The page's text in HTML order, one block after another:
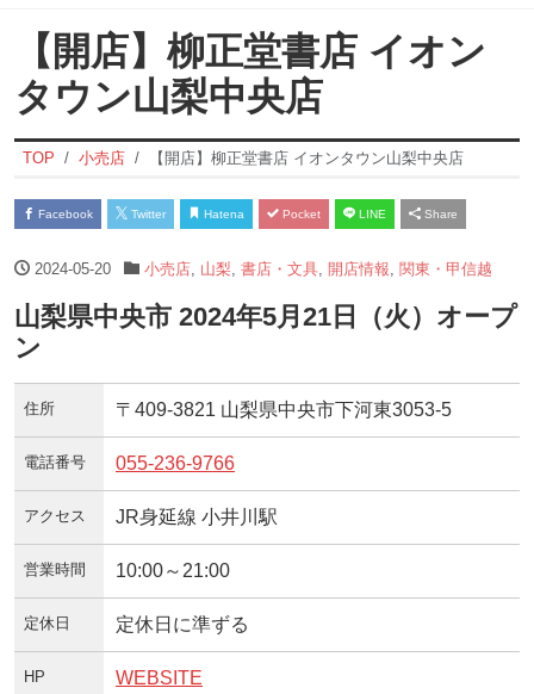
【開店】柳正堂書店 イオン
タウン山梨中央店
TOP 小売店 【開店】柳正堂書店 イオンタウン山梨中央店
Facebook Twitter Hatena Pocket LINE Share
2024-05-20 小売店, 山梨 書店・文具, 開店情報 関東・甲信越
山梨県中央市 2024年5月21日（火）オープ
ン
住所 〒409-3821 山梨県中央市下河東3053-5
電話番号 055-236-9766
アクセス JR身延線 小井川駅
営業時間 10:00～21:00
定休日 定休日に準ずる
HP WEBSITE